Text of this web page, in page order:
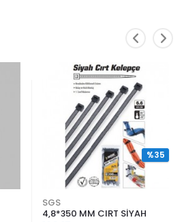
SGS
4,8*350 MM CIRT SİYAH
%35